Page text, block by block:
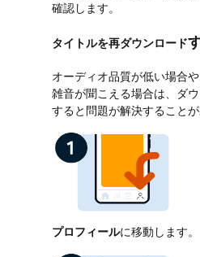
確認します。
タイトルを再ダウンロード
オーディオ品質が低い場合
雑音が聞こえる場合は、ダ
すると問題が解決することが
プロフィールに移動します。